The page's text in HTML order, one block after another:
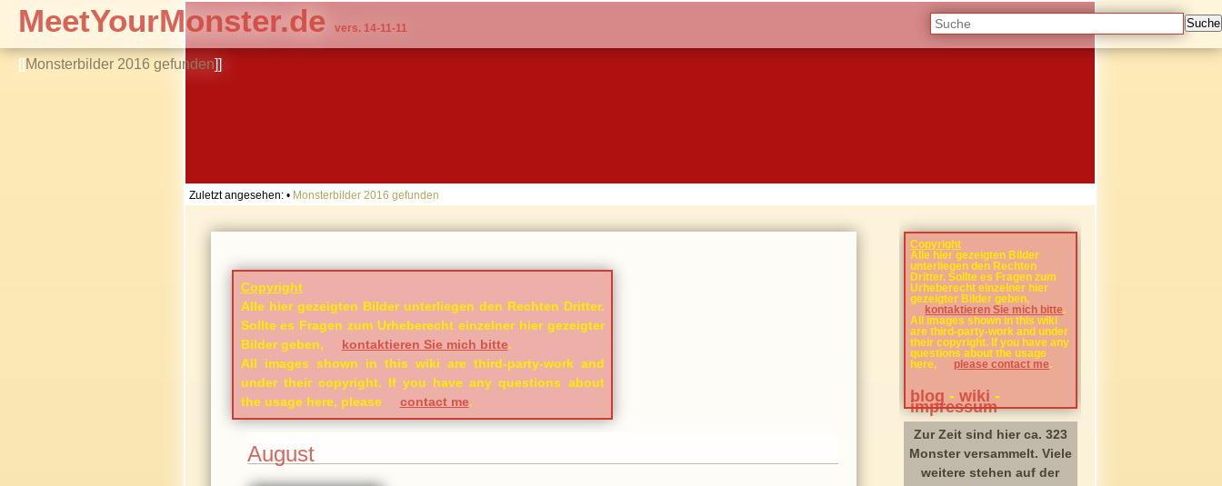
[[Monsterbilder 2016 gefunden]]
MeetYourMonster.de vers. 14-11-11
Zuletzt angesehen: • Monsterbilder 2016 gefunden
Copyright
Alle hier gezeigten Bilder unterliegen den Rechten Dritter.
Sollte es Fragen zum Urheberecht einzelner hier gezeigter
Bilder geben,
kontaktieren Sie mich bitte.
All images shown in this wiki are third-party-work and
under their copyright. If you have any questions about
the usage here, please
contact me.
August
Suche
Copyright
Alle hier gezeigten Bilder
unterliegen den Rechten
Dritter. Sollte es Fragen zum
Urheberecht einzelner hier
gezeigter Bilder geben,
kontaktieren Sie mich bitte.
All images shown in this wiki
are third-party-work and under
their copyright. If you have any
questions about the usage
here,
please contact me.
blog -wiki -
impressum
Zur Zeit sind hier ca. 323
Monster versammelt. Viele
weitere stehen auf der